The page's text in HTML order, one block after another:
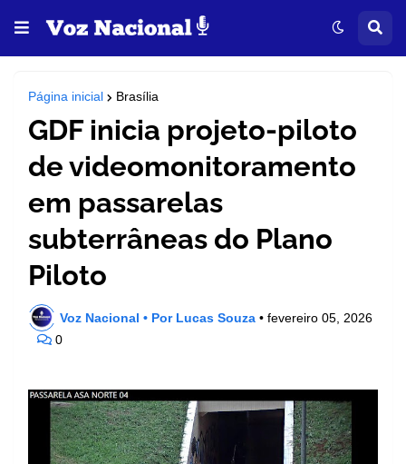
Página inicial Brasília
GDF inicia projeto-piloto
de videomonitoramento
em passarelas
subterrâneas do Plano
Piloto
Voz Nacional • Por Lucas Souza • fevereiro 05, 2026
0